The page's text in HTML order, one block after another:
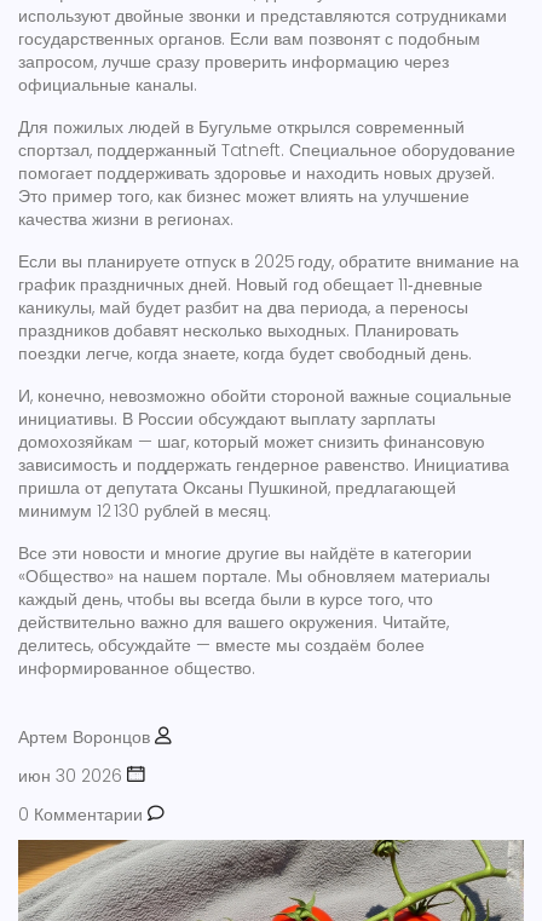
используют двойные звонки и представляются сотрудниками
государственных органов. Если вам позвонят с подобным
запросом, лучше сразу проверить информацию через
официальные каналы.
Для пожилых людей в Бугульме открылся современный
спортзал, поддержанный Tatneft. Специальное оборудование
помогает поддерживать здоровье и находить новых друзей.
Это пример того, как бизнес может влиять на улучшение
качества жизни в регионах.
Если вы планируете отпуск в 2025 году, обратите внимание на
график праздничных дней. Новый год обещает 11‑дневные
каникулы, май будет разбит на два периода, а переносы
праздников добавят несколько выходных. Планировать
поездки легче, когда знаете, когда будет свободный день.
И, конечно, невозможно обойти стороной важные социальные
инициативы. В России обсуждают выплату зарплаты
домохозяйкам — шаг, который может снизить финансовую
зависимость и поддержать гендерное равенство. Инициатива
пришла от депутата Оксаны Пушкиной, предлагающей
минимум 12 130 рублей в месяц.
Все эти новости и многие другие вы найдёте в категории
«Общество» на нашем портале. Мы обновляем материалы
каждый день, чтобы вы всегда были в курсе того, что
действительно важно для вашего окружения. Читайте,
делитесь, обсуждайте — вместе мы создаём более
информированное общество.
Артем Воронцов
июн 30 2026
0 Комментарии